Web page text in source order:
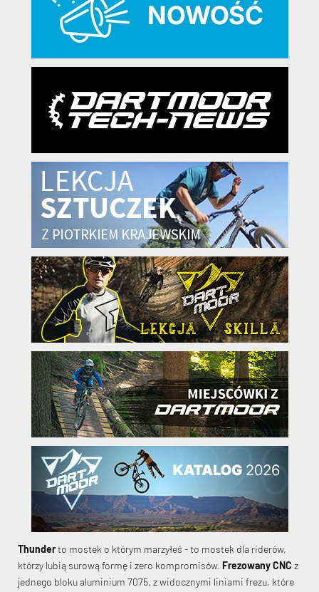
KryptoFlex Key Cable
34,90 zł* 89,00 zł*
Thunderto mostek o którym marzyłeś - to mostek dla riderów,
którzy lubią surową formę i zero kompromisów. Frezowany CNC z
jednego bloku aluminium 7075, z widocznymi liniami frezu, które